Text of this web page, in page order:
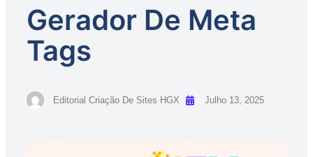
Gerador De Meta
Tags
Editorial Criação De Sites HGX Julho 13, 2025